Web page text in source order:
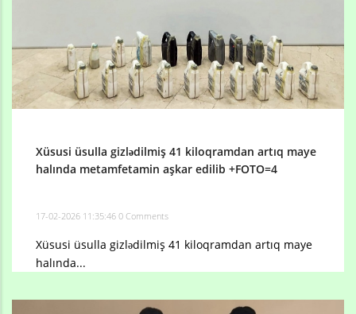
Xüsusi üsulla gizlədilmiş 41 kiloqramdan artıq maye
halında metamfetamin aşkar edilib +FOTO=4
17-02-2026 11:35:46 0 Comments
Xüsusi üsulla gizlədilmiş 41 kiloqramdan artıq maye
halında...